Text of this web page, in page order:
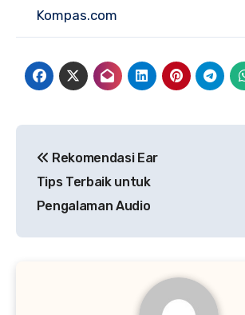
Kompas.com
pos
Rekomendasi Ear
Tips Terbaik untuk
Pengalaman Audio